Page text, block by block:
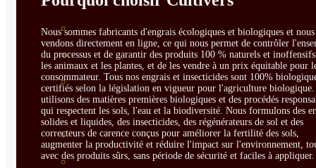
ÁCIDOS HÚMICOS
MATERIAS PRIMAS
PROTECCIÓN CULTIVOS Y
PLANTAS
PLANTAS INTERIOR
GROWPUNCH
Nous sommes fabricants d'engrais écologiques et biologiques et nous
vendons directement en ligne, ce qui nous permet de contrôler
du processus et de garantir des produits 100 % naturels et
les animaux et les plantes, et de les vendre à un prix équitable pour
consommateur. Tous nos engrais et insecticides sont 100%
certifiés selon la législation en vigueur pour l'agriculture biologique.
utilisons des matières premières biologiques et des procédés
qui respectent les sols, l'eau et la biodiversité. Nous formulons des
solides et liquides, des insecticides, des régénérateurs de sol et des
correcteurs de carence conçus pour améliorer la fertilité des sols,
augmenter la productivité et réduire l'impact sur l'environnement,
avec des produits sûrs, sans période de sécurité et faciles à appliquer.